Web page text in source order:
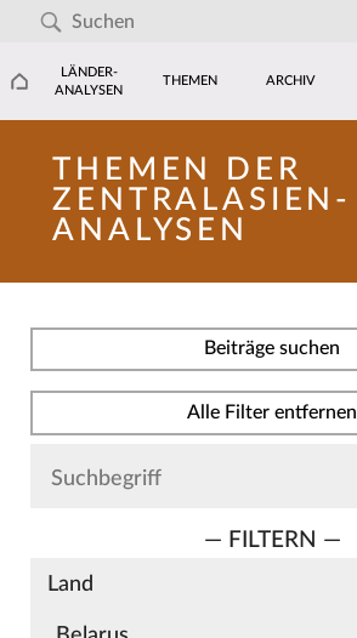
LÄNDER-
ANALYSEN
THEMEN ARCHIV
THEMEN DER
ZENTRALASIEN-
ANALYSEN
Beiträge suchen
Alle Filter entfernen
— FILTERN —
Land